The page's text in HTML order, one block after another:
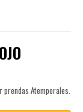
prendas Atemporales.